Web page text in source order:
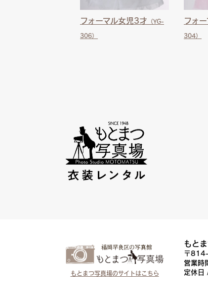
フォーマル女児3才 （YG-
306）
フォ
304）
もとまつ写真場のサイトはこちら
もと
〒
営業
定休日